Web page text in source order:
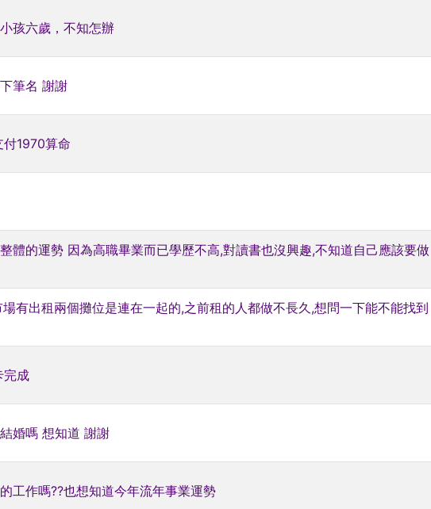
孩六歲，不知怎辦
筆名 謝謝
付1970算命
體的運勢 因為高職畢業而已學歷不高,對讀書也沒興趣,不知道自己應該要做
有出租兩個攤位是連在一起的,之前租的人都做不長久,想問一下能不能找到
完成
婚嗎 想知道 謝謝
工作嗎??也想知道今年流年事業運勢